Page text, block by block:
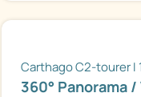
Carthago C2-tourer I
360° Panorama